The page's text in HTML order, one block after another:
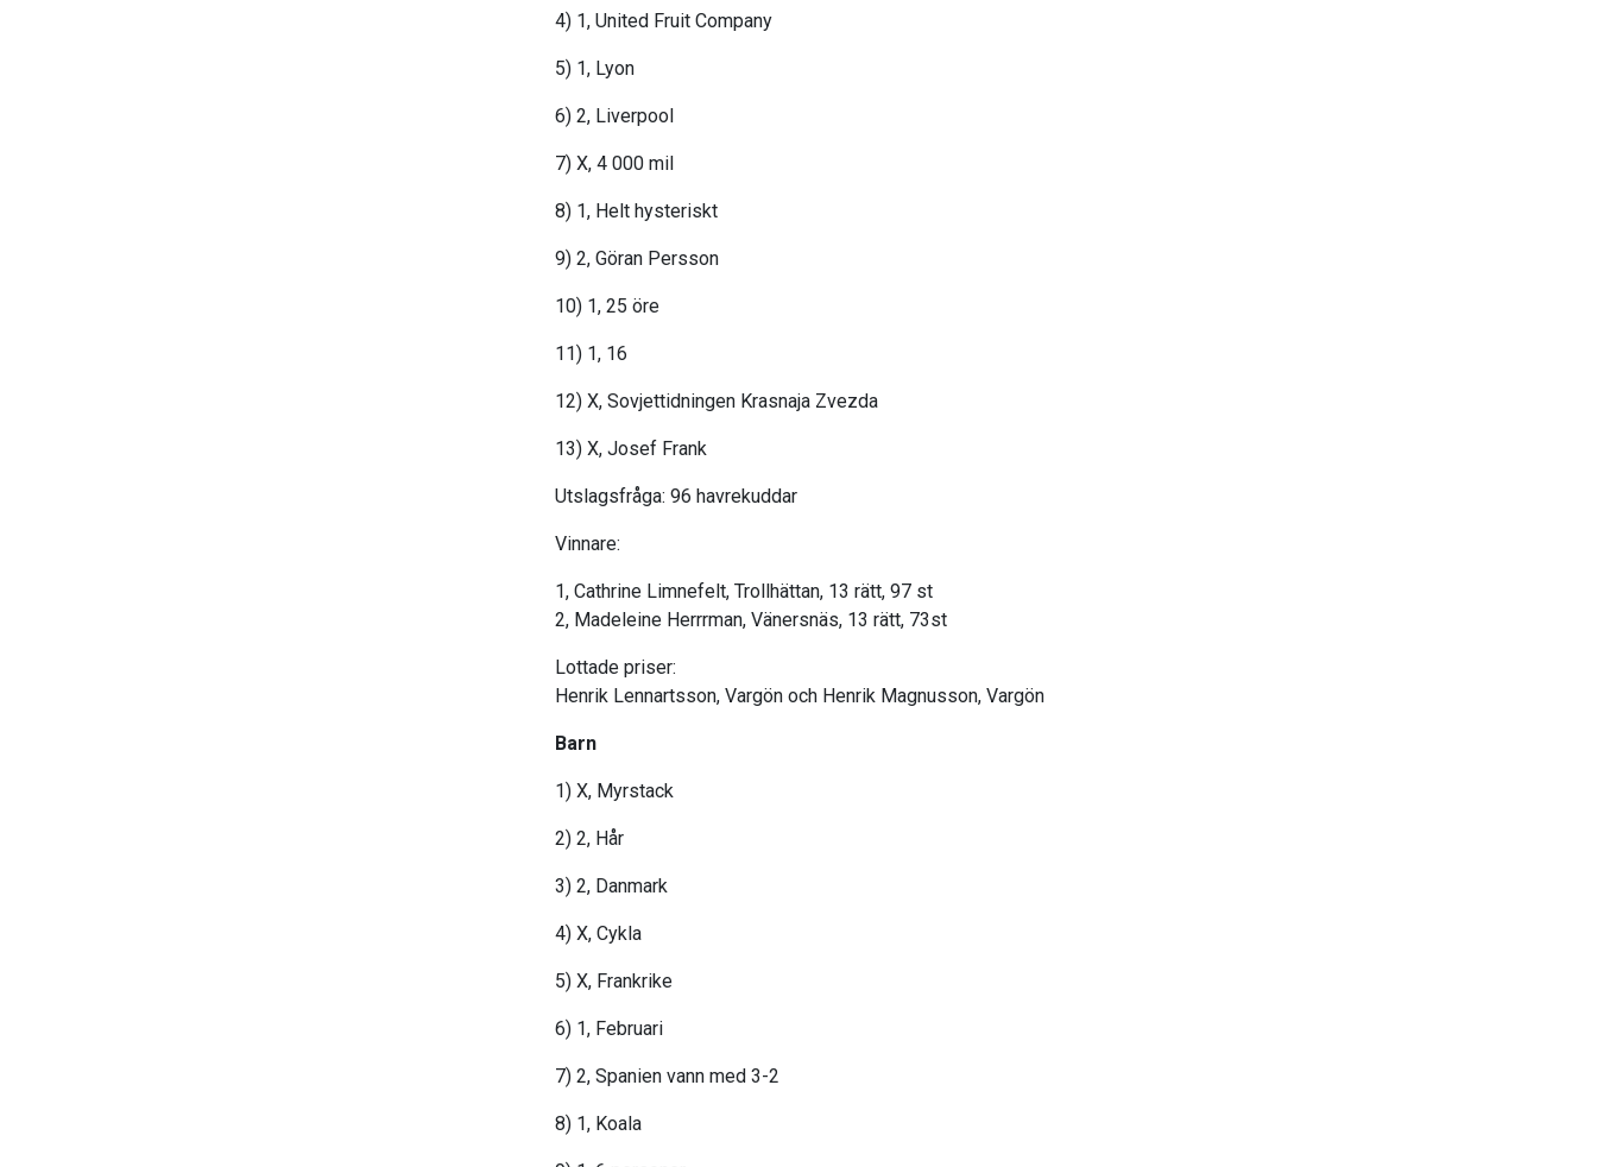
4) 1, United Fruit Company
5) 1, Lyon
6) 2, Liverpool
7) X, 4 000 mil
8) 1, Helt hysteriskt
9) 2, Göran Persson
10) 1, 25 öre
11) 1, 16
12) X, Sovjettidningen Krasnaja Zvezda
13) X, Josef Frank
Utslagsfråga: 96 havrekuddar
Vinnare:
1, Cathrine Limnefelt, Trollhättan, 13 rätt, 97 st
2, Madeleine Herrrman, Vänersnäs, 13 rätt, 73st
Lottade priser:
Henrik Lennartsson, Vargön och Henrik Magnusson, Vargön
Barn
1) X, Myrstack
2) 2, Hår
3) 2, Danmark
4) X, Cykla
5) X, Frankrike
6) 1, Februari
7) 2, Spanien vann med 3-2
8) 1, Koala